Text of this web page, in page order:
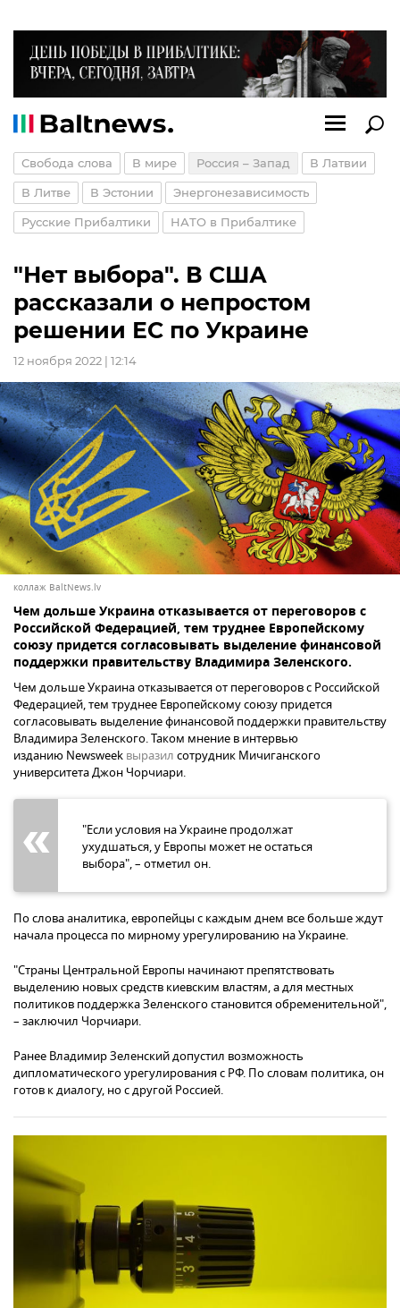
Свобода слова В мире Россия – Запад В Латвии
В Литве В Эстонии Энергонезависимость
Русские Прибалтики НАТО в Прибалтике
"Нет выбора". В США
рассказали о непростом
решении ЕС по Украине
12 ноября 2022 | 12:14
коллаж BaltNews.lv
Чем дольше Украина отказывается от переговоров с
Российской Федерацией, тем труднее Европейскому
союзу придется согласовывать выделение финансовой
поддержки правительству Владимира Зеленского.
Чем дольше Украина отказывается от переговоров с Российской
Федерацией, тем труднее Европейскому союзу придется
согласовывать выделение финансовой поддержки правительству
Владимира Зеленского. Таком мнение в интервью
изданию Newsweek выразил сотрудник Мичиганского
университета Джон Чорчиари.
"Если условия на Украине продолжат
ухудшаться, у Европы может не остаться
выбора", – отметил он.
По слова аналитика, европейцы с каждым днем все больше ждут
начала процесса по мирному урегулированию на Украине.
"Страны Центральной Европы начинают препятствовать
выделению новых средств киевским властям, а для местных
политиков поддержка Зеленского становится обременительной",
– заключил Чорчиари.
Ранее Владимир Зеленский допустил возможность
дипломатического урегулирования с РФ. По словам политика, он
готов к диалогу, но с другой Россией.